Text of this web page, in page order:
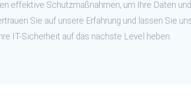
effektive Schutzmaßnahmen, um Ihre Daten
Sie auf unsere Erfahrung und lassen Sie
IT-Sicherheit auf das nächste Level heben.